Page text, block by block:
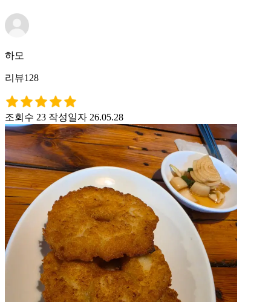
하모
리뷰128
조회수 23 작성일자 26.05.28